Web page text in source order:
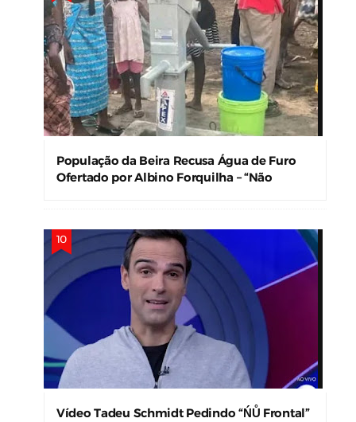
População da Beira Recusa Água de Furo
Ofertado por Albino Forquilha – “Não
Vídeo Tadeu Schmidt Pedindo “ŃŮ Frontal”